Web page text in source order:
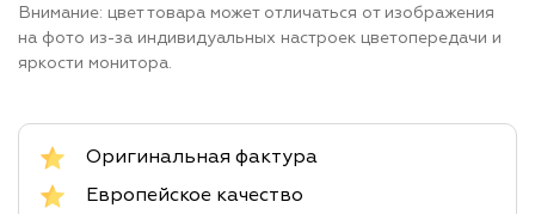
Внимание: цвет товара может отличаться от изображения
на фото из-за индивидуальных настроек цветопередачи и
яркости монитора.
Оригинальная фактура
Европейское качество